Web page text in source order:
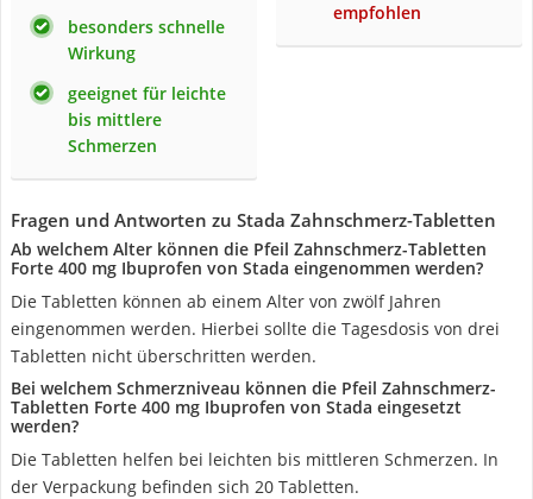
besonders schnelle
Wirkung
geeignet für leichte
bis mittlere
Schmerzen
empfohlen
Fragen und Antworten zu Stada Zahnschmerz-Tabletten
Ab welchem Alter können die Pfeil Zahnschmerz-Tabletten
Forte 400 mg Ibuprofen von Stada eingenommen werden?
Die Tabletten können ab einem Alter von zwölf Jahren
eingenommen werden. Hierbei sollte die Tagesdosis von drei
Tabletten nicht überschritten werden.
Bei welchem Schmerzniveau können die Pfeil Zahnschmerz-
Tabletten Forte 400 mg Ibuprofen von Stada eingesetzt
werden?
Die Tabletten helfen bei leichten bis mittleren Schmerzen. In
der Verpackung befinden sich 20 Tabletten.